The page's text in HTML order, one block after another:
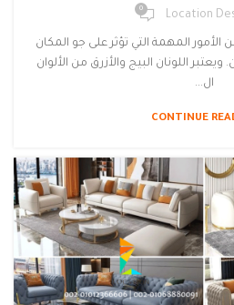
Location
0
الأمور المهمة التي تؤثر على جو المكان
اللونان البيج والأزرق من الألوان
ال...
CONTINUE